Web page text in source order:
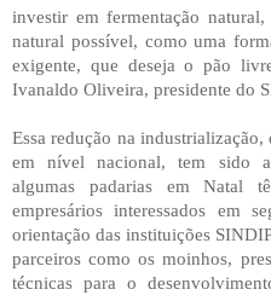
investir em fermentação
natural possível, como uma
exigente, que deseja o pão
Ivanaldo Oliveira, presidente do
Essa redução na
em nível nacional, tem sido
algumas padarias em Natal
empresários interessados em
orientação das instituições
parceiros como os moinhos,
técnicas para o